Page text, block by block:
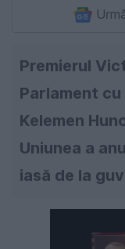
Premierul
Parlament cu
Kelemen
Uniunea a
iasă de la